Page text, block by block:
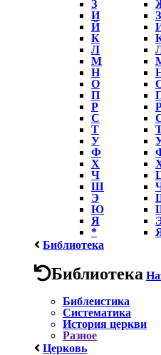
З
И
Й
К
Л
М
Н
О
П
Р
С
Т
У
Ф
Х
Ч
Ш
Э
Ю
Я
*
З
Библиотека
Библиотека
Библеистика
Систематика
История церкви
Разное
Церковь